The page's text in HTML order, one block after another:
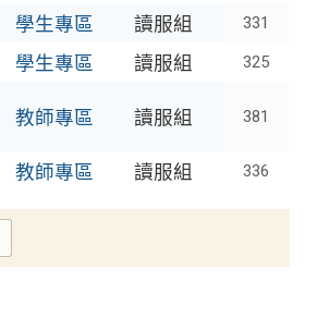
學生專區 讀服組 331
學生專區 讀服組 325
教師專區 讀服組 381
教師專區 讀服組 336